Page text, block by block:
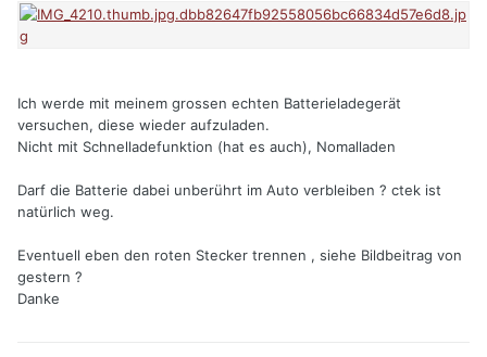
Ich werde mit meinem grossen echten Batterieladegerät
versuchen, diese wieder aufzuladen.
Nicht mit Schnelladefunktion (hat es auch), Nomalladen
Darf die Batterie dabei unberührt im Auto verbleiben ? ctek ist
natürlich weg.
Eventuell eben den roten Stecker trennen , siehe Bildbeitrag von
gestern ?
Danke